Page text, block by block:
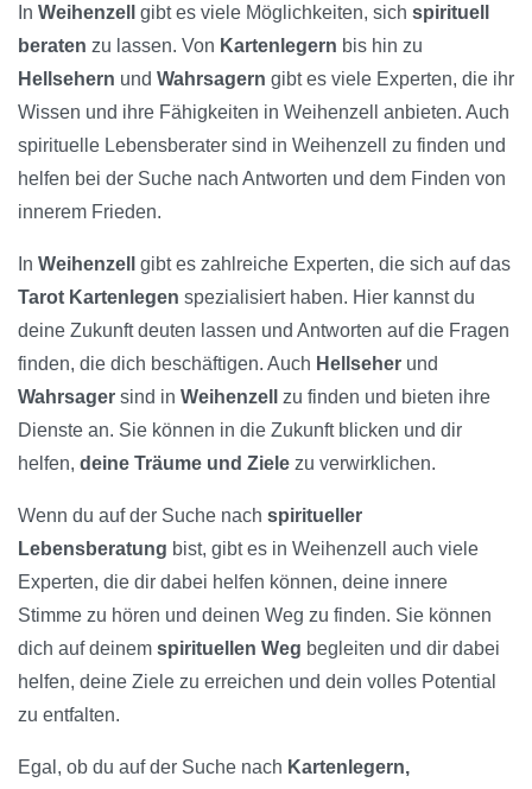
In Weihenzell gibt es viele Möglichkeiten, sich spirituell
beraten zu lassen. Von Kartenlegern bis hin zu
Hellsehern und Wahrsagern gibt es viele Experten, die ihr
Wissen und ihre Fähigkeiten in Weihenzell anbieten. Auch
spirituelle Lebensberater sind in Weihenzell zu finden und
helfen bei der Suche nach Antworten und dem Finden von
innerem Frieden.
In Weihenzell
gibt es zahlreiche Experten, die sich auf das
Tarot Kartenlegen spezialisiert haben. Hier kannst du
deine Zukunft deuten lassen und Antworten auf die Fragen
finden, die dich beschäftigen. Auch Hellseher und
Wahrsager sind in Weihenzell
zu finden und bieten ihre
Dienste an. Sie können in die Zukunft blicken und dir
helfen, deine Träume und Ziele zu verwirklichen.
Wenn du auf der Suche nach spiritueller
Lebensberatung bist, gibt es in Weihenzell auch viele
Experten, die dir dabei helfen können, deine innere
Stimme zu hören und deinen Weg zu finden. Sie können
dich auf deinem spirituellen Weg begleiten und dir dabei
helfen, deine Ziele zu erreichen und dein volles Potential
zu entfalten.
Egal, ob du auf der Suche nach Kartenlegern,